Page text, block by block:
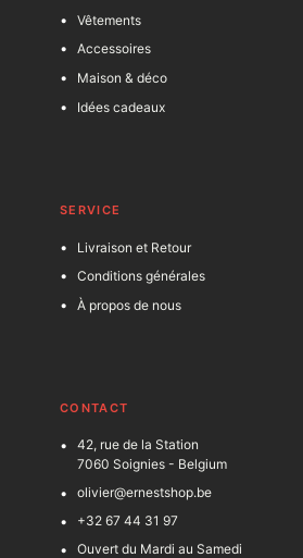
Vêtements
Accessoires
Maison & déco
Idées cadeaux
SERVICE
Livraison et Retour
Conditions générales
À propos de nous
CONTACT
42, rue de la Station
7060 Soignies - Belgium
olivier@ernestshop.be
+32 67 44 31 97
Ouvert du Mardi au Samedi